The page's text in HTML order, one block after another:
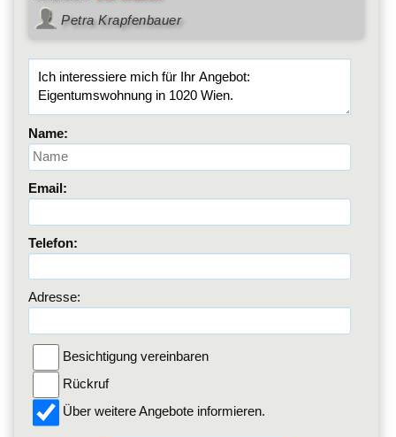
Petra Krapfenbauer
Name:
Email:
Telefon:
Adresse:
Besichtigung vereinbaren
Rückruf
Über weitere Angebote informieren.